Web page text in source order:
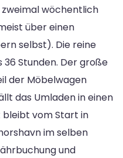
wöchentlich
über einen
selbst). Die reine
Stunden. Der große
der Möbelwagen
das Umladen in einen
bleibt vom Start in
im selben
und